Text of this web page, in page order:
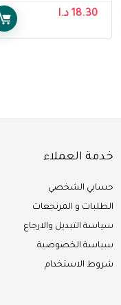
Legs Light Glow
Lotion, 118 ml, Pack
Of 1
18.30 د.ا
خدمة العملاء
حسابي الشخصي
الطلبات و المرتجعات
سياسة التبديل والارجاع
سياسة الخصوصية
شروط الاستخدام